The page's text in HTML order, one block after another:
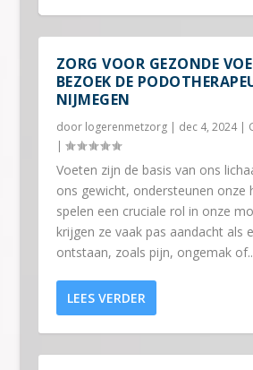
ALLES OVER
VERDOVING
POLSBRACE: WANNEER
DRAGEN?
WAT TE DOEN BIJ ANGST
TANDARTS?
ZORG VOOR GEZONDE
BEZOEK DE
NIJMEGEN
door logerenmetzorg| dec 4, 2024|
|
Voeten zijn de basis van ons
ons gewicht, ondersteunen onze
spelen een cruciale rol in onze
krijgen ze vaak pas aandacht als
ontstaan, zoals pijn, ongemak
LEES VERDER